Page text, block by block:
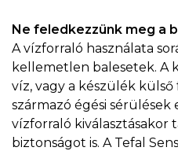
Ne feledkezzünk meg a
A vízforraló használata
kellemetlen balesetek. A
víz, vagy a készülék külső
származó égési
vízforraló kiválasztásakor
biztonságot is. A Tefal